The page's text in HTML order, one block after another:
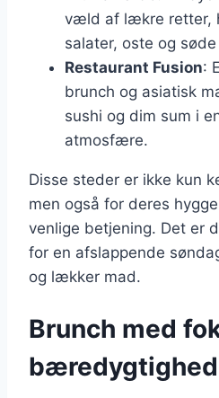
væld af lækre retter,
salater, oste og søde
Restaurant Fusion:
brunch og asiatisk
sushi og dim sum i
atmosfære.
Disse steder er ikke kun
men også for deres
venlige betjening. Det er
for en afslappende
og lækker mad.
Brunch med